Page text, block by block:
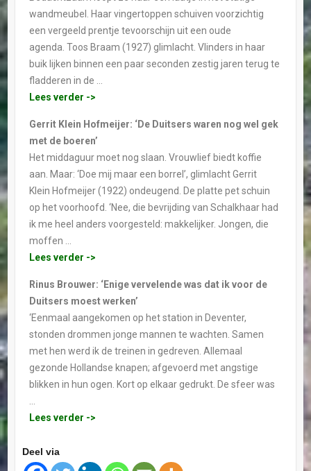
wandmeubel. Haar vingertoppen schuiven voorzichtig
een vergeeld prentje tevoorschijn uit een oude
agenda. Toos Braam (1927) glimlacht. Vlinders in haar
buik lijken binnen een paar seconden zestig jaren terug te
fladderen in de …
Lees verder ->
Gerrit Klein Hofmeijer: ‘De Duitsers waren nog wel gek
met de boeren’
Het middaguur moet nog slaan. Vrouwlief biedt koffie
aan. Maar: ‘Doe mij maar een borrel’, glimlacht Gerrit
Klein Hofmeijer (1922) ondeugend. De platte pet schuin
op het voorhoofd. ‘Nee, die bevrijding van Schalkhaar had
ik me heel anders voorgesteld: makkelijker. Jongen, die
moffen …
Lees verder ->
Rinus Brouwer: ‘Enige vervelende was dat ik voor de
Duitsers moest werken’
‘Eenmaal aangekomen op het station in Deventer,
stonden drommen jonge mannen te wachten. Samen
met hen werd ik de treinen in gedreven. Allemaal
gezonde Hollandse knapen; afgevoerd met angstige
blikken in hun ogen. Kort op elkaar gedrukt. De sfeer was
Lees verder ->
Deel via